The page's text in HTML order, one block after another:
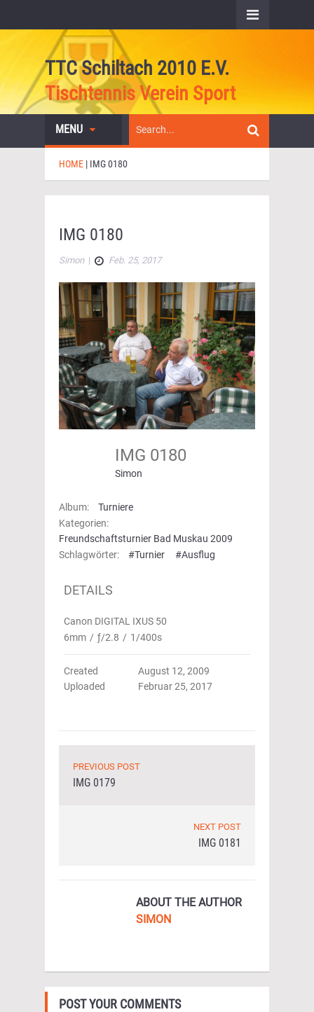
TTC Schiltach 2010 E.V.
Tischtennis Verein Sport
MENU
HOME | IMG 0180
IMG 0180
Simon| Feb. 25, 2017
IMG 0180
Simon
Album:
Turniere
Kategorien:
Freundschaftsturnier Bad Muskau 2009
Schlagwörter:
#Turnier #Ausflug
DETAILS
Canon DIGITAL IXUS 50
6mm / ƒ/2.8 / 1/400s
Created
August 12, 2009
Uploaded
Februar 25, 2017
PREVIOUS POST
IMG 0179
NEXT POST
IMG 0181
ABOUT THE AUTHOR
SIMON
POST YOUR COMMENTS